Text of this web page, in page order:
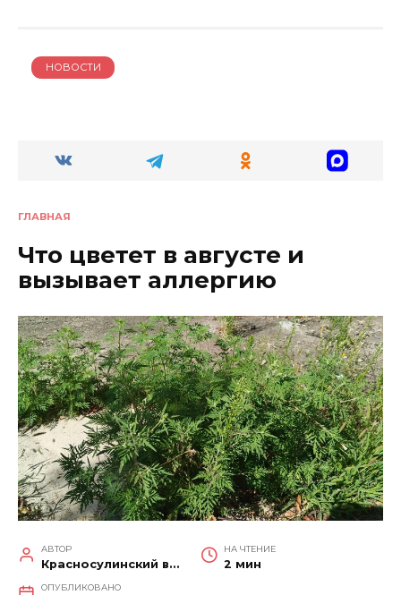
НОВОСТИ
ГЛАВНАЯ
Что цветет в августе и
вызывает аллергию
АВТОР
Красносулинский вестник
НА ЧТЕНИЕ
2 мин
ОПУБЛИКОВАНО